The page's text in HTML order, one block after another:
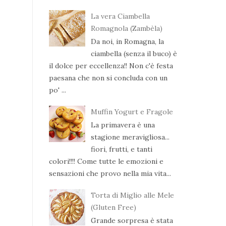
La vera Ciambella
Romagnola (Zambèla)
Da noi, in Romagna, la
ciambella (senza il buco) è
il dolce per eccellenza!! Non c'è festa
paesana che non si concluda con un
po' ...
Muffin Yogurt e Fragole
La primavera è una
stagione meravigliosa...
fiori, frutti, e tanti
colori!!!! Come tutte le emozioni e
sensazioni che provo nella mia vita...
Torta di Miglio alle Mele
(Gluten Free)
Grande sorpresa è stata